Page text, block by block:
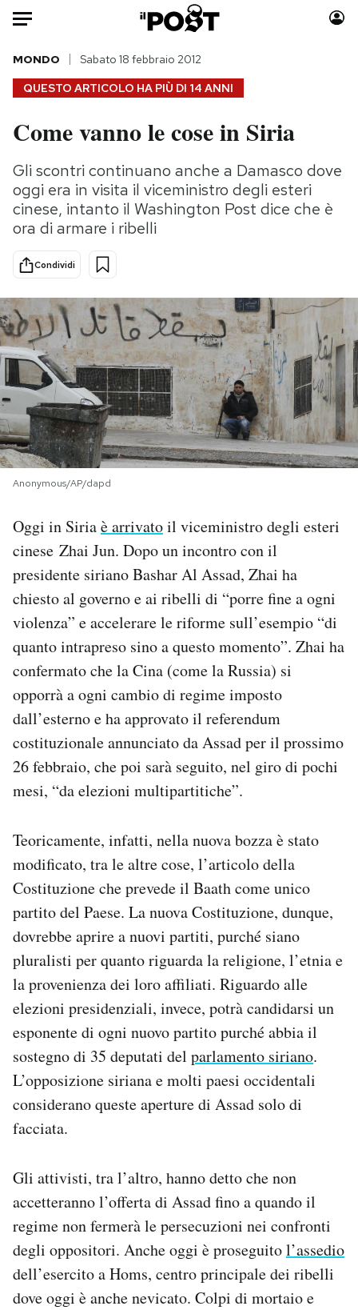
Auto
HOME
Italia
Politica
Tecnologia
Internet
Scienza
Cultura
Economia
Sport
Moda
Consumismi
Storie/Idee
Altrecose
Mondiali calcio 2026
PODCAST
NEWSLETTER
SHOP
CALENDARIO
AREA PERSONALE
Area Personale
Notifiche mobile
Regala il Post
Hai bisogno di aiuto?
Esci
QUESTO ARTICOLO HA PIÙ DI 14 ANNI
MONDO Sabato 18 febbraio 2012
Come vanno le cose in Siria
Gli scontri continuano anche a Damasco dove
oggi era in visita il viceministro degli esteri
cinese, intanto il Washington Post dice che è
ora di armare i ribelli
Condividi
Anonymous/AP/dapd
Oggi in Siriaè arrivatoil viceministro degli esteri
cinese Zhai Jun. Dopo un incontro con il
presidente siriano Bashar Al Assad, Zhai ha
chiesto al governo e ai ribelli di “porre fine a ogni
violenza” e accelerare le riforme sull’esempio “di
quanto intrapreso sino a questo momento”. Zhai ha
confermato che la Cina (come la Russia) si
opporrà a ogni cambio di regime imposto
dall’esterno e ha approvato il referendum
costituzionale annunciato da Assad per il prossimo
26 febbraio, che poi sarà seguito, nel giro di pochi
mesi, “da elezioni multipartitiche”.
Teoricamente, infatti, nella nuova bozza è stato
modificato, tra le altre cose, l’articolo della
Costituzione che prevede il Baath come unico
partito del Paese. La nuova Costituzione, dunque,
dovrebbe aprire a nuovi partiti, purché siano
pluralisti per quanto riguarda la religione, l’etnia e
la provenienza dei loro affiliati. Riguardo alle
elezioni presidenziali, invece, potrà candidarsi un
esponente di ogni nuovo partito purché abbia il
sostegno di 35 deputati del parlamento siriano.
L’opposizione siriana e molti paesi occidentali
considerano queste aperture di Assad solo di
facciata.
Gli attivisti, tra l’altro, hanno detto che non
accetteranno l’offerta di Assad fino a quando il
regime non fermerà le persecuzioni nei confronti
degli oppositori. Anche oggi è proseguitol’assedio
dell’esercito a Homs, centro principale dei ribelli
dove oggi è anche nevicato. Colpi di mortaio e